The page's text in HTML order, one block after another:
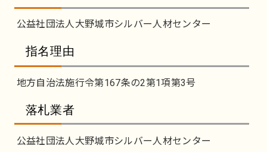
公益社団法人大野城市シルバー人材センター
指名理由
地方自治法施行令第167条の2第1項第3号
落札業者
公益社団法人大野城市シルバー人材センター